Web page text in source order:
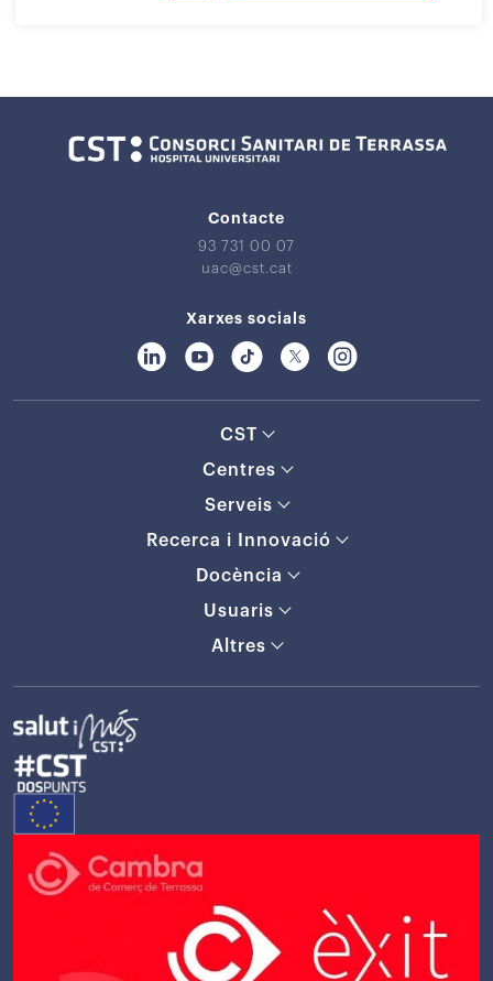
Contacte
93 731 00 07
uac@cst.cat
Xarxes socials
CST
Centres
Serveis
Recerca i Innovació
Docència
Usuaris
Altres